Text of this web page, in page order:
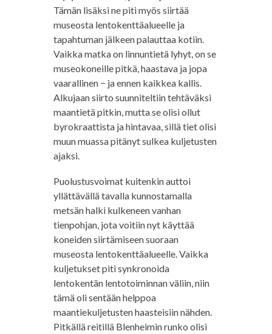
Tämän lisäksi ne piti myös siirtää
museosta lentokenttäalueelle ja
tapahtuman jälkeen palauttaa kotiin.
Vaikka matka on linnuntietä lyhyt, on se
museokoneille pitkä, haastava ja jopa
vaarallinen − ja ennen kaikkea kallis.
Alkujaan siirto suunniteltiin tehtäväksi
maantietä pitkin, mutta se olisi ollut
byrokraattista ja hintavaa, sillä tiet olisi
muun muassa pitänyt sulkea kuljetusten
ajaksi.
Puolustusvoimat kuitenkin auttoi
yllättävällä tavalla kunnostamalla
metsän halki kulkeneen vanhan
tienpohjan, jota voitiin nyt käyttää
koneiden siirtämiseen suoraan
museosta lentokenttäalueelle. Vaikka
kuljetukset piti synkronoida
lentokentän lentotoiminnan väliin, niin
tämä oli sentään helppoa
maantiekuljetusten haasteisiin nähden.
Pitkällä reitillä Blenheimin runko olisi